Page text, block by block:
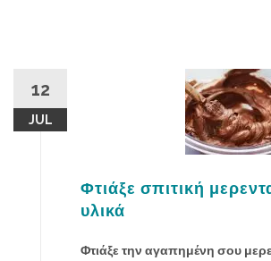
12
JUL
Φτιάξε σπιτική
υλικά
Φτιάξε την αγαπημένη σου